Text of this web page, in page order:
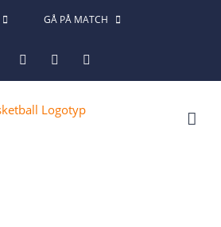
GÅ PÅ MATCH
FacebookInstagram